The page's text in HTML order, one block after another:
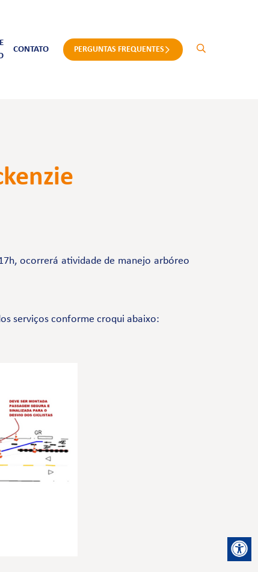
CONTATO PERGUNTAS FREQUENTES
ocorrerá atividade de manejo arbóreo
serviços conforme croqui abaixo: